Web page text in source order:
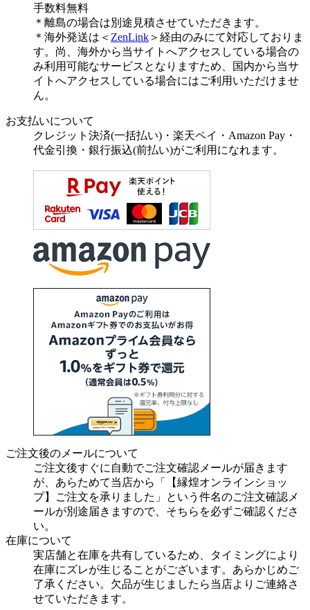
手数料無料
＊離島の場合は別途見積させていただきます。
＊海外発送は＜ ZenLink ＞経由のみにて対応しておりま
す。尚、海外から当サイトへアクセスしている場合の
み利用可能なサービスとなりますため、国内から当サ
イトへアクセスしている場合にはご利用いただけませ
ん。
お支払いについて
クレジット決済(一括払い)・楽天ペイ・Amazon Pay・
代金引換・銀行振込(前払い)がご利用になれます。
ご注文後のメールについて
ご注文後すぐに自動でご注文確認メールが届きます
が、あらためて当店から「【縁煌オンラインショッ
プ】ご注文を承りました」という件名のご注文確認メ
ールが別途届きますので、そちらを必ずご確認くださ
い。
在庫について
実店舗と在庫を共有しているため、タイミングにより
在庫にズレが生じることがございます。あらかじめご
了承ください。欠品が生じましたら当店よりご連絡さ
せていただきます。